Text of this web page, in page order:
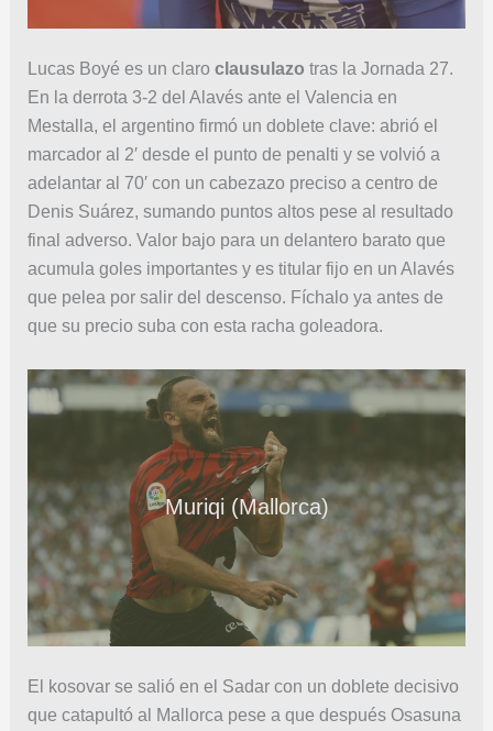
Lucas Boyé es un claro clausulazo tras la Jornada 27.
En la derrota 3-2 del Alavés ante el Valencia en
Mestalla, el argentino firmó un doblete clave: abrió el
marcador al 2′ desde el punto de penalti y se volvió a
adelantar al 70′ con un cabezazo preciso a centro de
Denis Suárez, sumando puntos altos pese al resultado
final adverso. Valor bajo para un delantero barato que
acumula goles importantes y es titular fijo en un Alavés
que pelea por salir del descenso. Fíchalo ya antes de
que su precio suba con esta racha goleadora.
Muriqi (Mallorca)
El kosovar se salió en el Sadar con un doblete decisivo
que catapultó al Mallorca pese a que después Osasuna